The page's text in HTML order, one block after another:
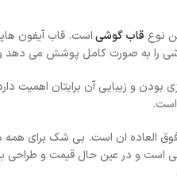
نوع قاب گوشیاست. قاب آیفون
را به صورت کامل پوشش می دهد
بودن و زیبایی آن برایتان اهمیت
است.
العاده ان است. بی شک برای همه
است و در عین حال قیمت و طراحی